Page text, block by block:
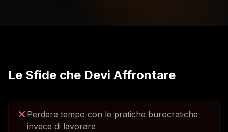
Le Sfide che Devi Affrontare
Perdere tempo con le pratiche burocratiche
invece di lavorare